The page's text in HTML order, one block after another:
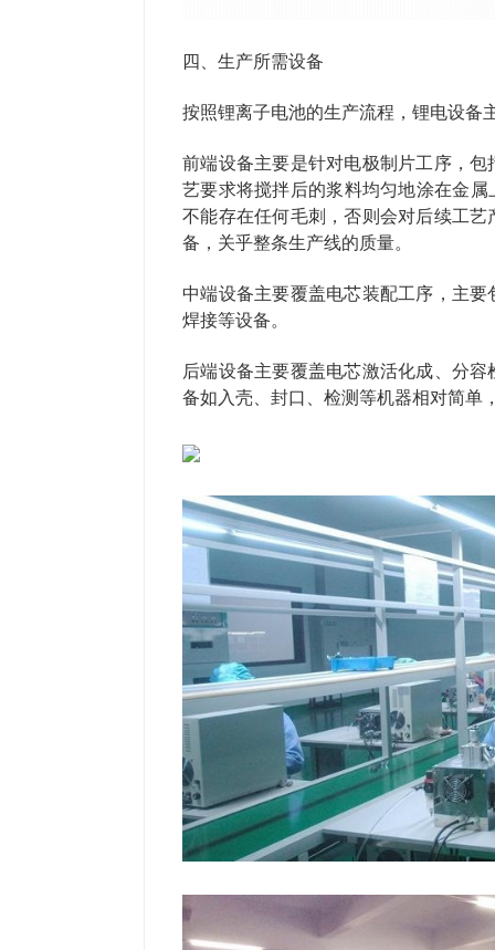
四、生产所需设备
按照锂离子电池的生产流程，锂电设备
前端设备主要是针对电极制片工序，
艺要求将搅拌后的浆料均匀地涂在金
不能存在任何毛刺，否则会对后续工
备，关乎整条生产线的质量。
中端设备主要覆盖电芯装配工序，主
焊接等设备。
后端设备主要覆盖电芯激活化成、分
备如入壳、封口、检测等机器相对简单